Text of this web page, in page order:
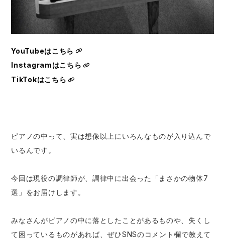
YouTubeはこちら
Instagramはこちら
TikTokはこちら
ピアノの中って、実は想像以上にいろんなものが入り込んで
いるんです。
今回は現役の調律師が、調律中に出会った「まさかの物体7
選」をお届けします。
みなさんがピアノの中に落としたことがあるものや、失くし
て困っているものがあれば、ぜひSNSのコメント欄で教えて